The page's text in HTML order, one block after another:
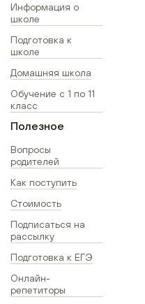
Информация о
школе
Подготовка к
школе
Домашняя школа
Обучение с 1 по 11
класс
Полезное
Вопросы
родителей
Как поступить
Стоимость
Подписаться на
рассылку
Подготовка к ЕГЭ
Онлайн-
репетиторы